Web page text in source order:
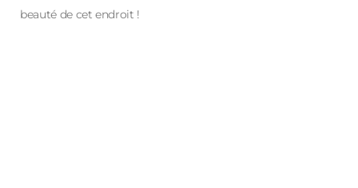
beauté de cet endroit !